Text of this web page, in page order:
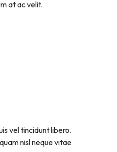
at ac velit.
vel tincidunt libero.
nisl neque vitae